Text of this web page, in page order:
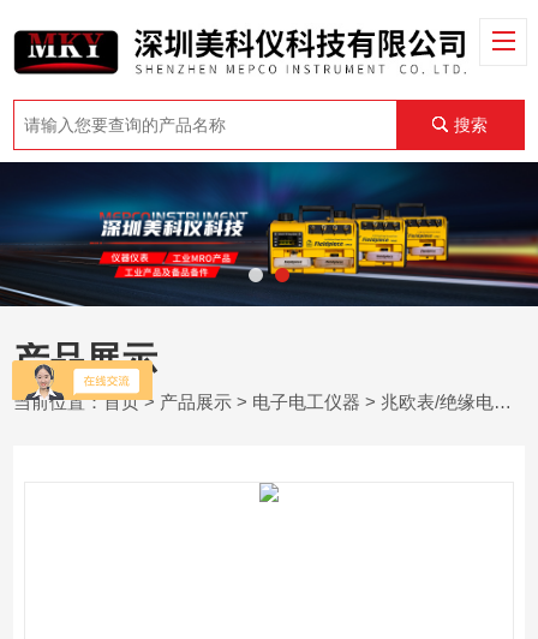
搜索
产品展示
当前位置：首页> 产品展示 > 电子电工仪器 >兆欧表/绝缘电阻测试仪